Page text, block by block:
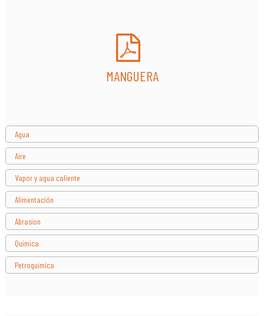
MANGUERA
Agua
Aire
Vapor y agua caliente
Alimentación
Abrasion
Quimica
Petroquimica